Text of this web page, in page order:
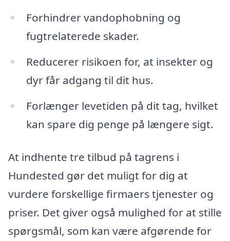
Forhindrer vandophobning og
fugtrelaterede skader.
Reducerer risikoen for, at insekter og
dyr får adgang til dit hus.
Forlænger levetiden på dit tag, hvilket
kan spare dig penge på længere sigt.
At indhente tre tilbud på tagrens i
Hundested gør det muligt for dig at
vurdere forskellige firmaers tjenester og
priser. Det giver også mulighed for at stille
spørgsmål, som kan være afgørende for